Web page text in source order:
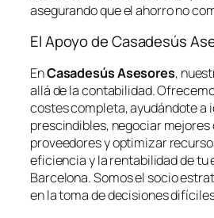
asegurando que el ahorro no
El Apoyo de Casadesús
EnCasadesús Asesores,
allá de la contabilidad.
costes completa, ayudándote a
prescindibles, negociar
proveedores y optimizar
eficiencia y la rentabilidad de tu
Barcelona. Somos el socio
en la toma de decisiones